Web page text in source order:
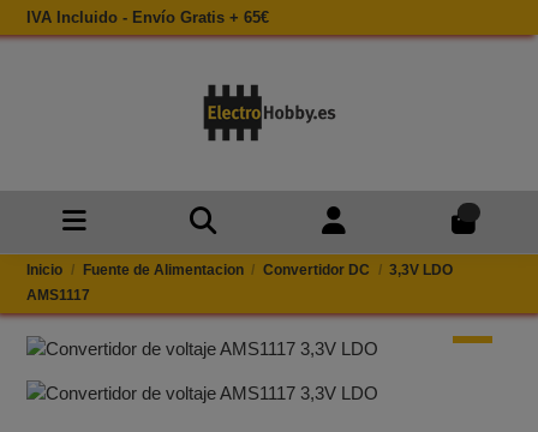
IVA Incluido - Envío Gratis + 65€
Inicio Fuente de Alimentacion Convertidor DC
3,3V LDO
AMS1117